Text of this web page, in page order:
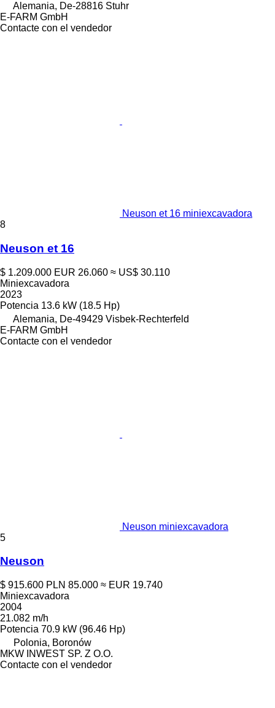
Alemania, De-28816 Stuhr
E-FARM GmbH
Contacte con el vendedor
Neuson et 16 miniexcavadora
8
Neuson et 16
$ 1.209.000 EUR 26.060 ≈ US$ 30.110
Miniexcavadora
2023
Potencia 13.6 kW (18.5 Hp)
Alemania, De-49429 Visbek-Rechterfeld
E-FARM GmbH
Contacte con el vendedor
Neuson miniexcavadora
5
Neuson
$ 915.600 PLN 85.000 ≈ EUR 19.740
Miniexcavadora
2004
21.082 m/h
Potencia 70.9 kW (96.46 Hp)
Polonia, Boronów
MKW INWEST SP. Z O.O.
Contacte con el vendedor